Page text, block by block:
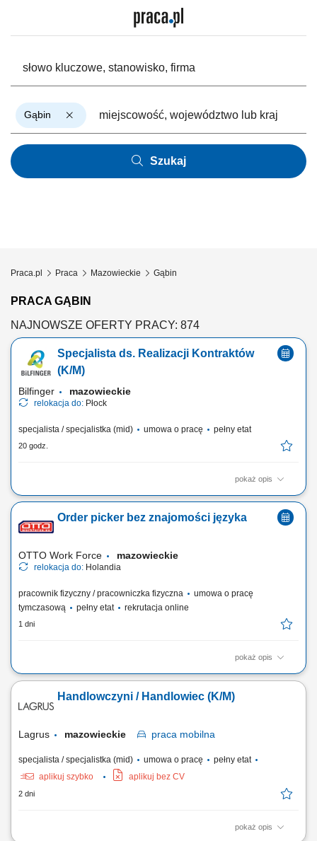
Gąbin
Szukaj
Praca.pl Praca Mazowieckie Gąbin
PRACA GĄBIN
NAJNOWSZE OFERTY PRACY: 874
Specjalista ds. Realizacji Kontraktów
(K/M)
Bilfinger mazowieckie
relokacja do: Płock
specjalista / specjalistka (mid) umowa o pracę pełny etat
20 godz.
pokaż opis
Twój zakres obowiązków: koordynowanie i nadzorowanie prac na
harmonogramu robót oraz dbałość o terminową realizację zadań;
kontrola zgodności wykonywanych prac z dokumentacją techniczną i
Order picker bez znajomości języka
OTTO Work Force mazowieckie
relokacja do: Holandia
pracownik fizyczny / pracowniczka fizyczna
umowa o pracę
tymczasową
pełny etat rekrutacja online
1 dni
pokaż opis
Twoje codzienne zadania Kompletujesz i przygotowujesz zamówienia
ręcznego lub systemu voice picking Sprawdzać, czy wybierasz właściwy
produkt, w odpowiedniej ilości i jakości Pakować zamówienia tak, aby
Handlowczyni / Handlowiec (K/M)
Lagrus mazowieckie praca mobilna
specjalista / specjalistka (mid) umowa o pracę
pełny etat
aplikuj szybko
aplikuj bez CV
2 dni
pokaż opis